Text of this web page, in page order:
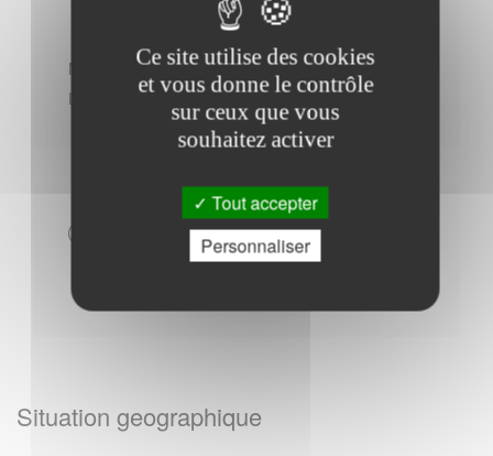
Mercredi : - 09h00 à 12h00 - 14h00 à 17h00
Lundi : - 14h00 à 16h00
Situation geographique
Ce site utilise des cookies
et vous donne le contrôle
sur ceux que vous
souhaitez activer
Tout accepter
Personnaliser